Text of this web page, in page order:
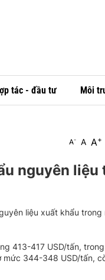
tác - đầu tư Môi
A- A A+
nguyên liệu
liệu xuất khẩu trong
413-417 USD/tấn,
344-348 USD/tấn,